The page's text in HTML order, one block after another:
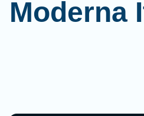
Moderna